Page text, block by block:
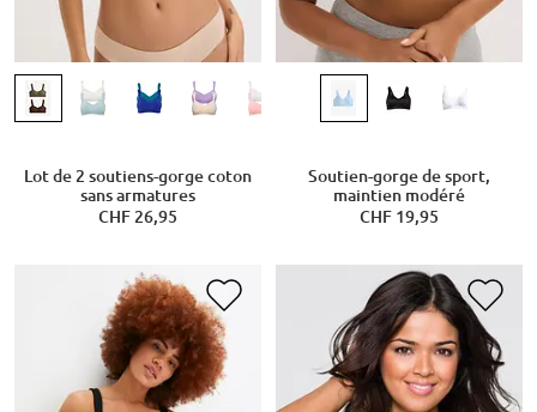
Lot de 2 soutiens-gorge coton
sans armatures
CHF 26,95
Soutien-gorge de sport,
maintien modéré
CHF 19,95